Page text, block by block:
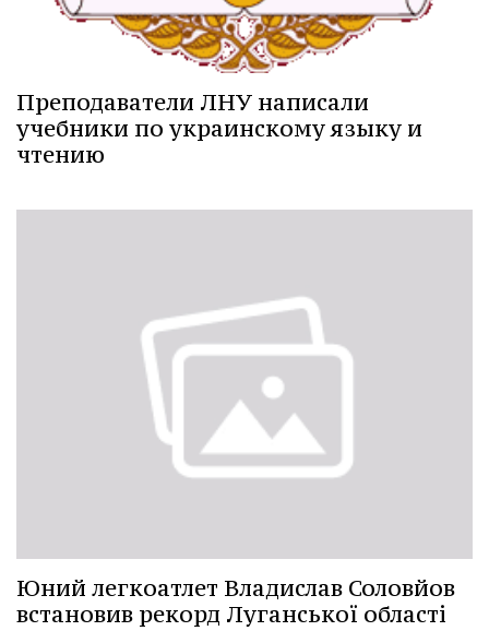
Преподаватели ЛНУ написали
учебники по украинскому языку и
чтению
Юний легкоатлет Владислав Соловйов
встановив рекорд Луганської області